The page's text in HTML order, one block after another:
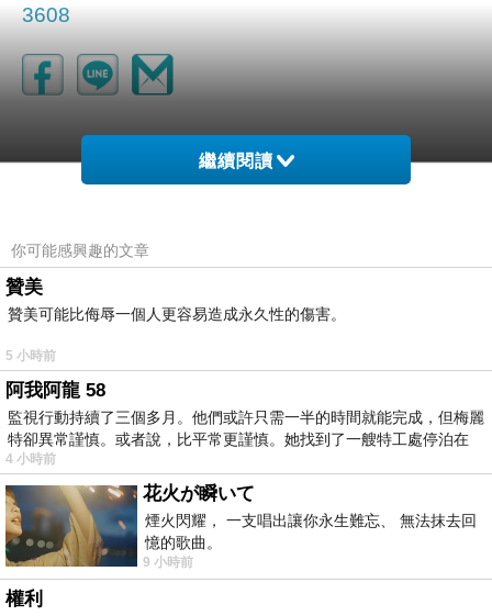
3608
繼續閱讀
你可能感興趣的文章
贊美
贊美可能比侮辱一個人更容易造成永久性的傷害。
5 小時前
阿我阿龍 58
監視行動持續了三個多月。他們或許只需一半的時間就能完成，但梅麗
特卻異常謹慎。或者說，比平常更謹慎。她找到了一艘特工處停泊在
4 小時前
花火が瞬いて
煙火閃耀， 一支唱出讓你永生難忘、 無法抹去回
憶的歌曲。
9 小時前
權利